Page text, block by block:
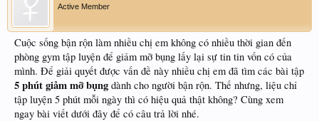
Active Member
Cuộc sống bận rộn làm nhiều chị em không có nhiều thời gian đến
phòng gym tập luyện để giảm mỡ bụng lấy lại sự tin tin vốn có của
mình. Để giải quyết được vấn đề này nhiều chị em đã tìm các bài tập
5 phút giảm mỡ bụng dành cho người bận rộn. Thế nhưng, liệu chỉ
tập luyện 5 phút mỗi ngày thì có hiệu quả thật không? Cùng xem
ngay bài viết dưới đây để có câu trả lời nhé.